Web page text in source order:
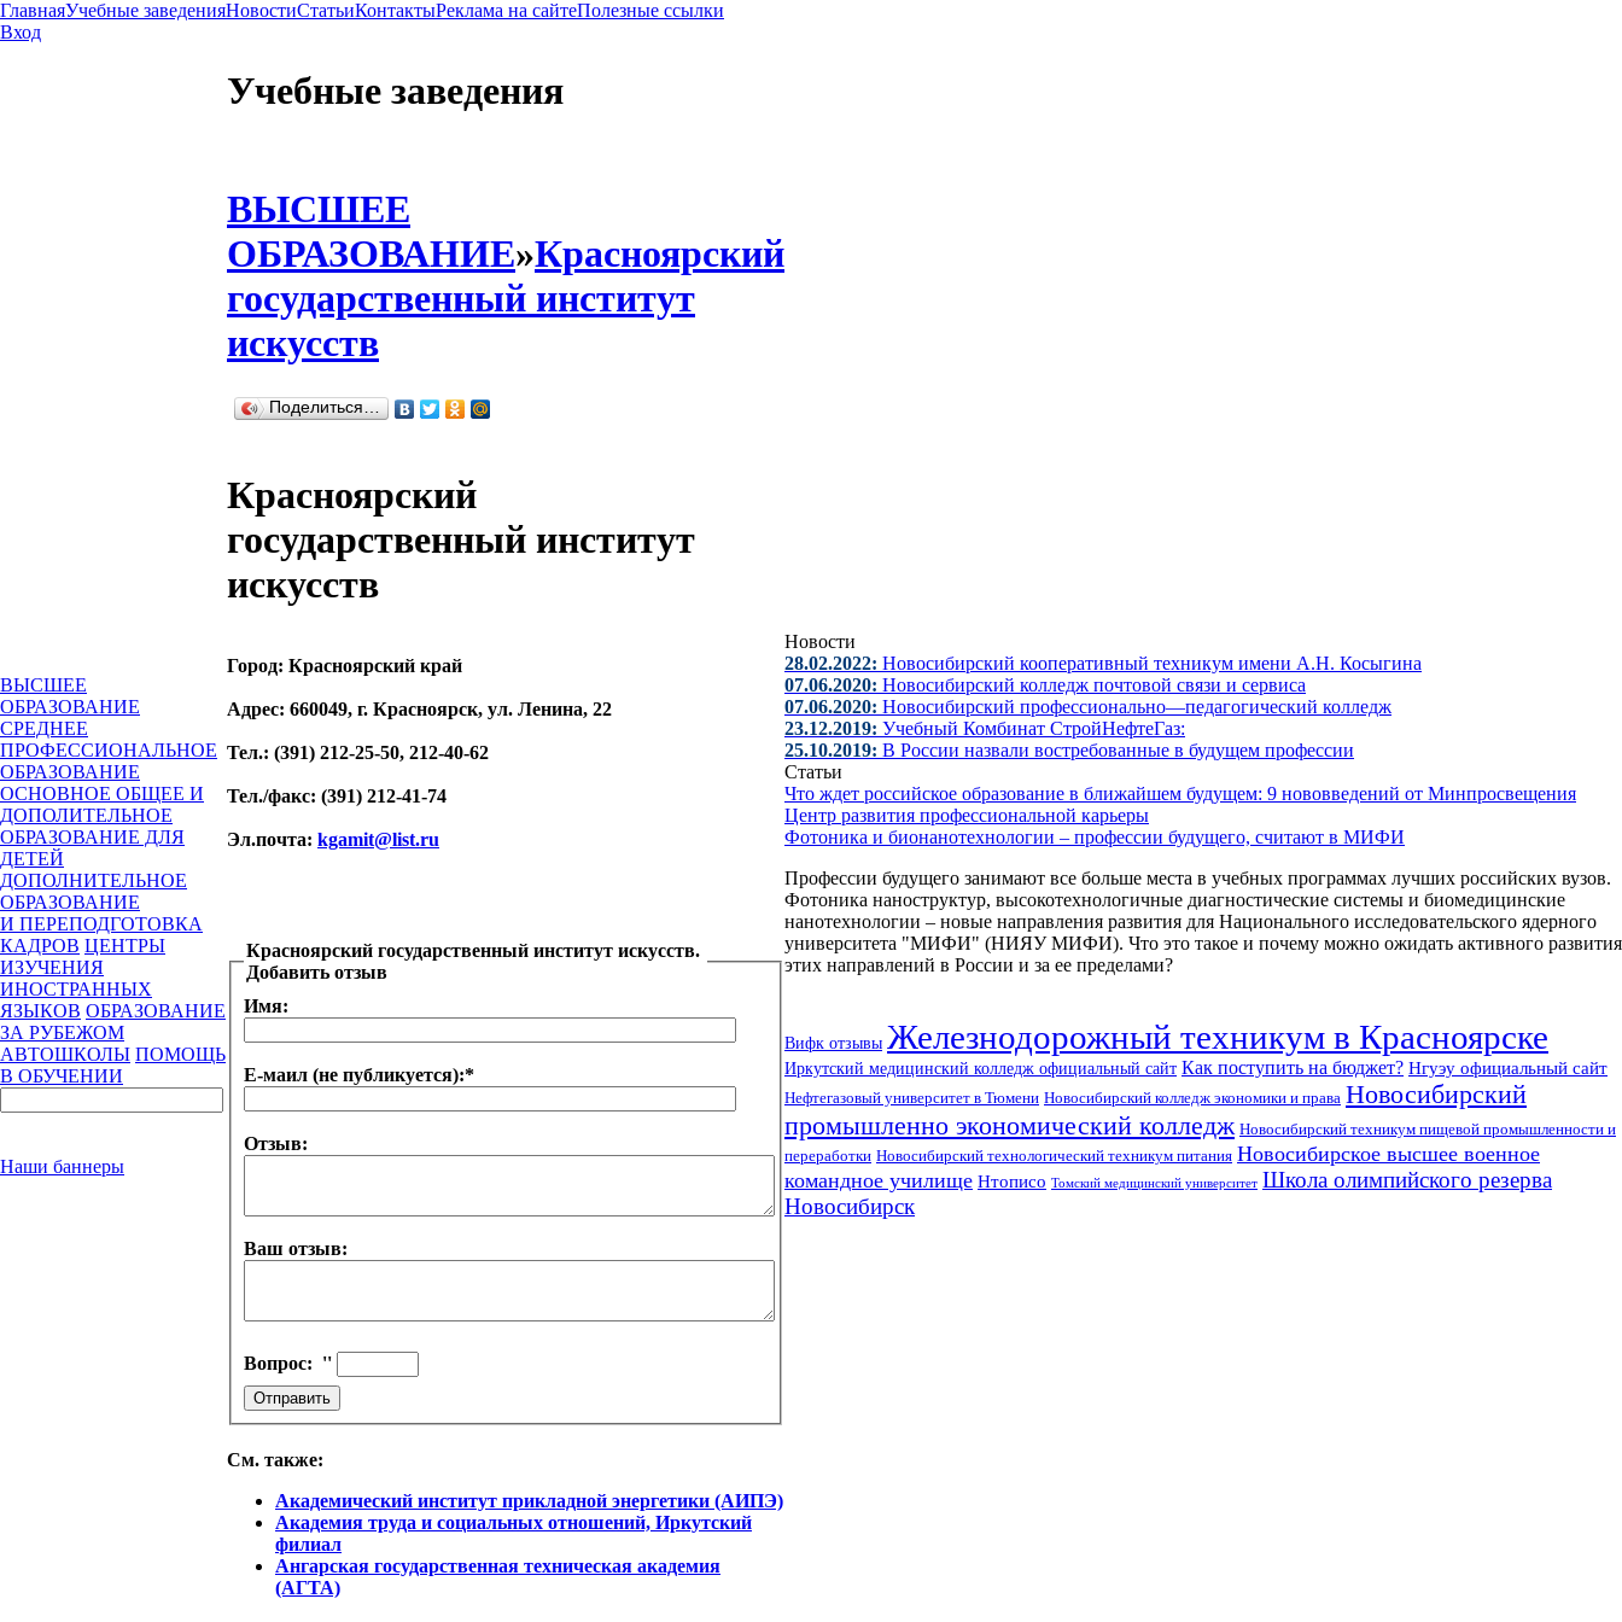
ГлавнаяУчебные заведенияНовостиСтатьиКонтактыРеклама на сайтеПолезные ссылки
Вход
ВЫСШЕЕ
ОБРАЗОВАНИЕ
СРЕДНЕЕ
ПРОФЕССИОНАЛЬНОЕ
ОБРАЗОВАНИЕ
ОСНОВНОЕ ОБЩЕЕ И
ДОПОЛИТЕЛЬНОЕ
ОБРАЗОВАНИЕ ДЛЯ
ДЕТЕЙ
ДОПОЛНИТЕЛЬНОЕ
ОБРАЗОВАНИЕ
И ПЕРЕПОДГОТОВКА
КАДРОВ ЦЕНТРЫ
ИЗУЧЕНИЯ
ИНОСТРАННЫХ
ЯЗЫКОВ ОБРАЗОВАНИЕ
ЗА РУБЕЖОМ
АВТОШКОЛЫ ПОМОЩЬ
В ОБУЧЕНИИ
Наши баннеры
Учебные заведения
ВЫСШЕЕ
ОБРАЗОВАНИЕ»Красноярский
государственный институт
искусств
Поделиться…
Красноярский
государственный институт
искусств
Город: Красноярский край
Адрес: 660049, г. Красноярск, ул. Ленина, 22
Тел.: (391) 212-25-50, 212-40-62
Тел./факс: (391) 212-41-74
Эл.почта: kgamit@list.ru
Красноярский государственный институт искусств.
Добавить отзыв
Имя:
Е-маил (не публикуется):*
Отзыв:
Ваш отзыв:
Вопрос: ''
См. также:
Академический институт прикладной энергетики (АИПЭ)
Академия труда и социальных отношений, Иркутский
филиал
Ангарская государственная техническая академия
(АГТА)
Новости
28.02.2022: Новосибирский кооперативный техникум имени А.Н. Косыгина
07.06.2020: Новосибирский колледж почтовой связи и сервиса
07.06.2020: Новосибирский профессионально—педагогический колледж
23.12.2019: Учебный Комбинат СтройНефтеГаз:
25.10.2019: В России назвали востребованные в будущем профессии
Статьи
Что ждет российское образование в ближайшем будущем: 9 нововведений от Минпросвещения
Центр развития профессиональной карьеры
Фотоника и бионанотехнологии – профессии будущего, считают в МИФИ
Профессии будущего занимают все больше места в учебных программах лучших российских вузов.
Фотоника наноструктур, высокотехнологичные диагностические системы и биомедицинские
нанотехнологии – новые направления развития для Национального исследовательского ядерного
университета "МИФИ" (НИЯУ МИФИ). Что это такое и почему можно ожидать активного развития
этих направлений в России и за ее пределами?
Вифк отзывы Железнодорожный техникум в Красноярске
Иркутский медицинский колледж официальный сайт Как поступить на бюджет? Нгуэу официальный сайт
Нефтегазовый университет в Тюмени Новосибирский колледж экономики и права Новосибирский
промышленно экономический колледж Новосибирский техникум пищевой промышленности и
переработки Новосибирский технологический техникум питания Новосибирское высшее военное
командное училище Нтописо Томский медицинский университет Школа олимпийского резерва
Новосибирск